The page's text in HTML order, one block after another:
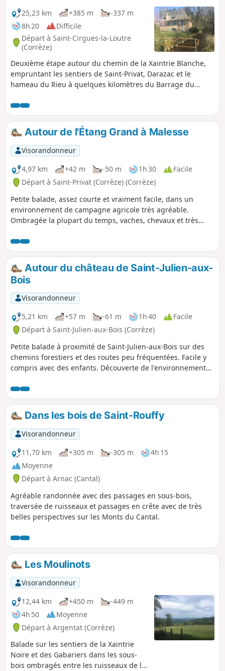
25,23 km
+385 m
-337 m
8h 20
Difficile
Départ à Saint-Cirgues-la-Loutre
(Corrèze)
Deuxième étape autour du chemin de la Xaintrie Blanche,
empruntant les sentiers de Saint-Privat, Darazac et le
hameau du Rieu à quelques kilomètres du Barrage du
Autour de l'Étang Grand à Malesse
Visorandonneur
4,97 km
+42 m -50 m 1h 30
Facile
Départ à Saint-Privat (Corrèze) (Corrèze)
Petite balade, assez courte et vraiment facile, dans un
environnement de campagne agricole très agréable.
Ombragée la plupart du temps, vaches, chevaux et très
Autour du château de Saint-Julien-aux-
Bois
Visorandonneur
5,21 km
+57 m -61 m 1h 40
Facile
Départ à Saint-Julien-aux-Bois (Corrèze)
Petite balade à proximité de Saint-Julien-aux-Bois sur des
chemins forestiers et des routes peu fréquentées. Facile y
compris avec des enfants. Découverte de l'environnement
région.
Dans les bois de Saint-Rouffy
Visorandonneur
11,70 km
+305 m -305 m
4h 15
Moyenne
Départ à Arnac (Cantal)
Agréable randonnée avec des passages en sous-bois,
traversée de ruisseaux et passages en crête avec de très
belles perspectives sur les Monts du Cantal.
Les Moulinots
Visorandonneur
12,44 km
+450 m
-449 m
4h 50
Moyenne
Départ à Argentat (Corrèze)
Balade sur les sentiers de la Xaintrie
Noire et des Gabariers dans les sous-
bois ombragés entre les ruisseaux de la